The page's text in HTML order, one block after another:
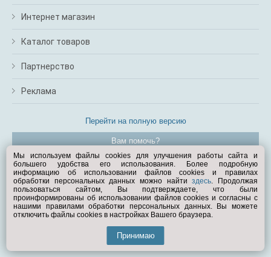
Интернет магазин
Каталог товаров
Партнерство
Реклама
Перейти на полную версию
Вам помочь?
© Exist.ru 1998—2026
Мы используем файлы cookies для улучшения работы сайта и
большего удобства его использования. Более подробную
информацию об использовании файлов cookies и правилах
обработки персональных данных можно найтиздесь. Продолжая
пользоваться сайтом, Вы подтверждаете, что были
проинформированы об использовании файлов cookies и согласны с
нашими правилами обработки персональных данных. Вы можете
отключить файлы cookies в настройках Вашего браузера.
Принимаю